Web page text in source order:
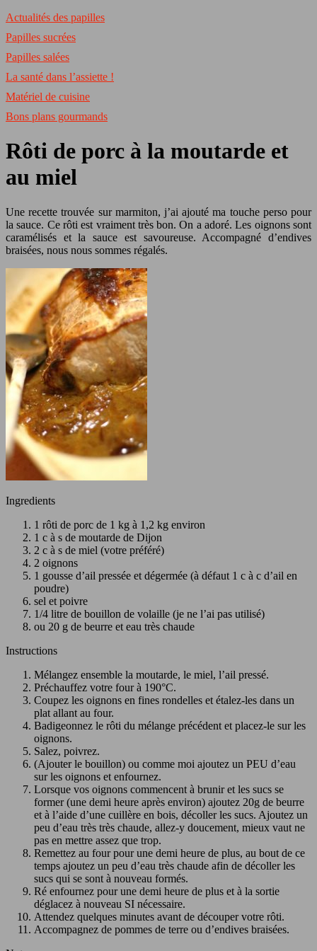
Actualités des papilles
Papilles sucrées
Papilles salées
La santé dans l’assiette !
Matériel de cuisine
Bons plans gourmands
Rôti de porc à la moutarde et
au miel
Une recette trouvée sur marmiton, j’ai ajouté ma touche perso pour
la sauce. Ce rôti est vraiment très bon. On a adoré. Les oignons sont
caramélisés et la sauce est savoureuse. Accompagné d’endives
braisées, nous nous sommes régalés.
Ingredients
1 rôti de porc de 1 kg à 1,2 kg environ
1 c à s de moutarde de Dijon
2 c à s de miel (votre préféré)
2 oignons
1 gousse d’ail pressée et dégermée (à défaut 1 c à c d’ail en
poudre)
sel et poivre
1/4 litre de bouillon de volaille (je ne l’ai pas utilisé)
ou 20 g de beurre et eau très chaude
Instructions
Mélangez ensemble la moutarde, le miel, l’ail pressé.
Préchauffez votre four à 190°C.
Coupez les oignons en fines rondelles et étalez-les dans un
plat allant au four.
Badigeonnez le rôti du mélange précédent et placez-le sur les
oignons.
Salez, poivrez.
(Ajouter le bouillon) ou comme moi ajoutez un PEU d’eau
sur les oignons et enfournez.
Lorsque vos oignons commencent à brunir et les sucs se
former (une demi heure après environ) ajoutez 20g de beurre
et à l’aide d’une cuillère en bois, décoller les sucs. Ajoutez un
peu d’eau très très chaude, allez-y doucement, mieux vaut ne
pas en mettre assez que trop.
Remettez au four pour une demi heure de plus, au bout de ce
temps ajoutez un peu d’eau très chaude afin de décoller les
sucs qui se sont à nouveau formés.
Ré enfournez pour une demi heure de plus et à la sortie
déglacez à nouveau SI nécessaire.
Attendez quelques minutes avant de découper votre rôti.
Accompagnez de pommes de terre ou d’endives braisées.